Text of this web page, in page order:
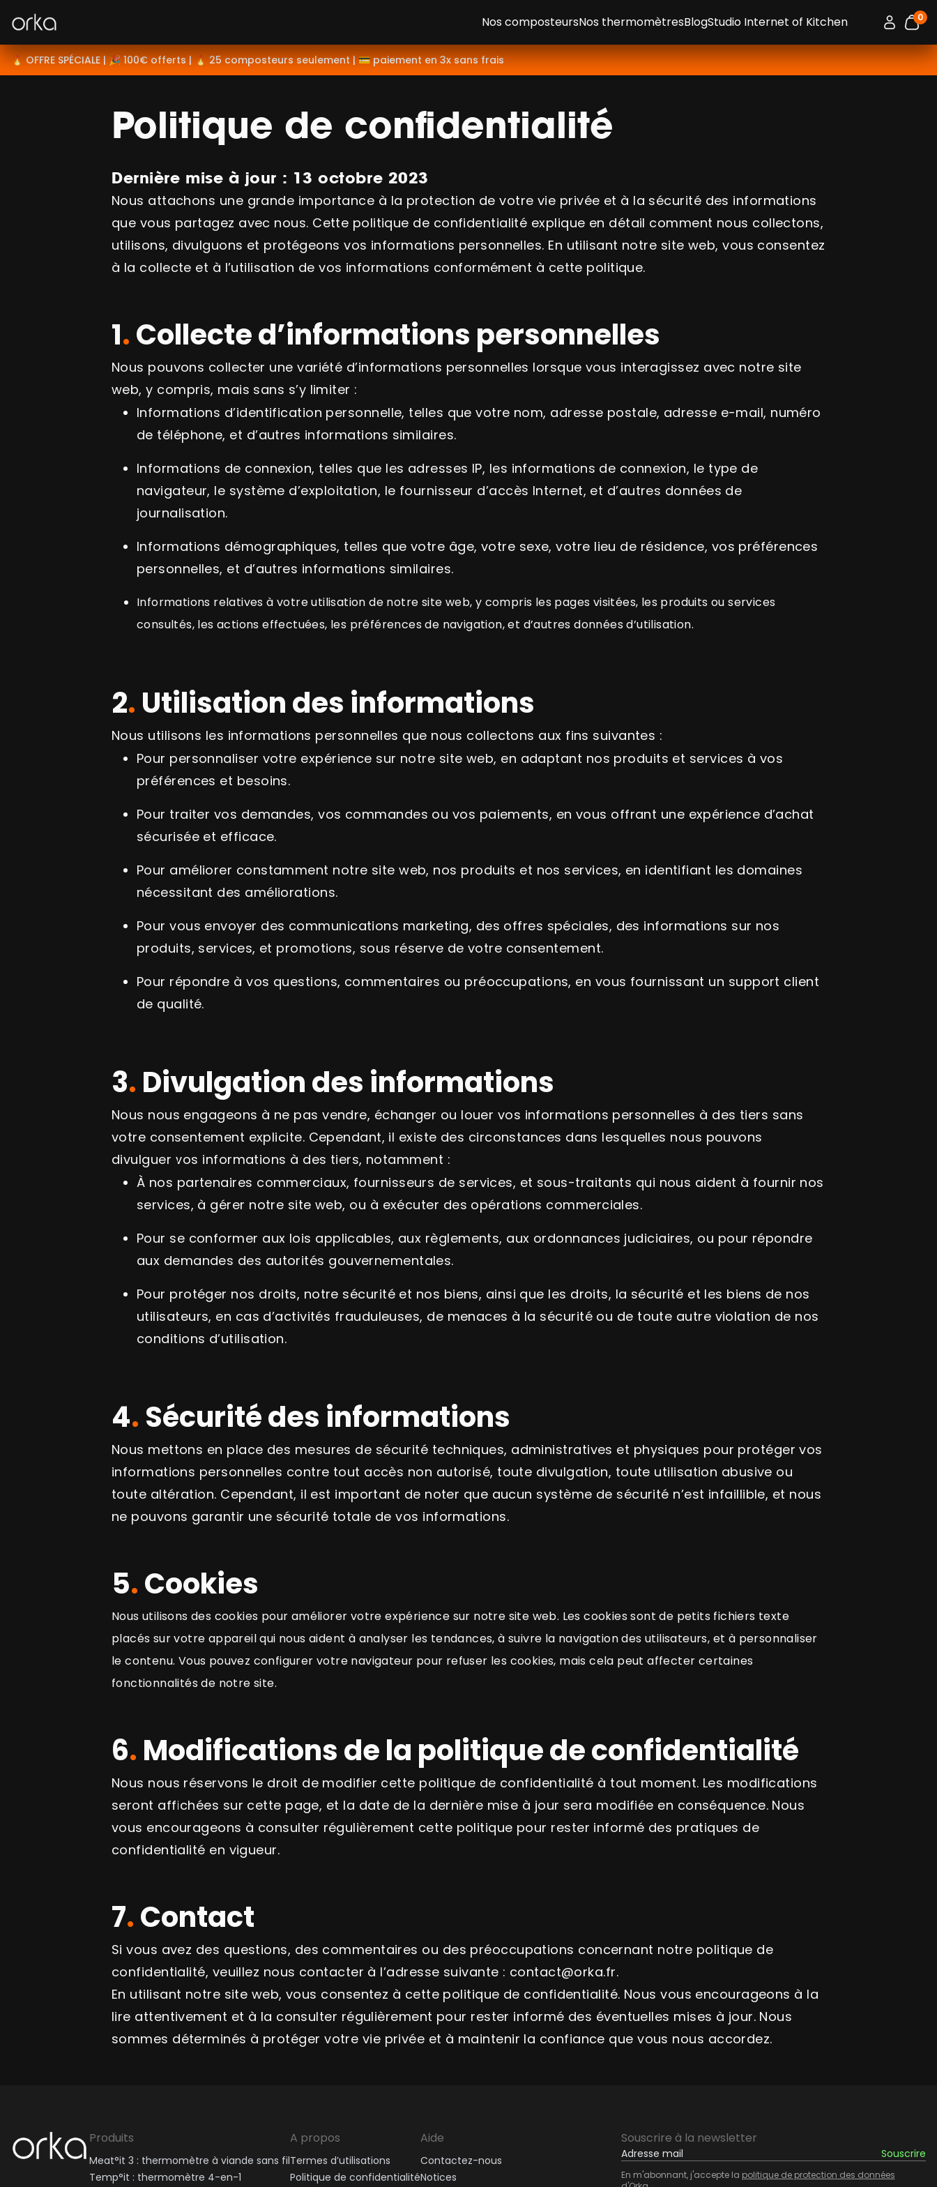
Orka Nos composteursNos thermomètresBlogStudio Internet of Kitchen 0
🔥 OFFRE SPÉCIALE | 🎉 100€ offerts | 🔥 25 composteurs seulement | 💳 paiement en 3x sans frais
Politique de confidentialité
Dernière mise à jour : 13 octobre 2023
Nous attachons une grande importance à la protection de votre vie privée et à la sécurité des informations
que vous partagez avec nous. Cette politique de confidentialité explique en détail comment nous collectons,
utilisons, divulguons et protégeons vos informations personnelles. En utilisant notre site web, vous consentez
à la collecte et à l’utilisation de vos informations conformément à cette politique.
1.Collecte d’informations personnelles
Nous pouvons collecter une variété d’informations personnelles lorsque vous interagissez avec notre site
web, y compris, mais sans s’y limiter :
Informations d’identification personnelle, telles que votre nom, adresse postale, adresse e-mail, numéro
de téléphone, et d’autres informations similaires.
Informations de connexion, telles que les adresses IP, les informations de connexion, le type de
navigateur, le système d’exploitation, le fournisseur d’accès Internet, et d’autres données de
journalisation.
Informations démographiques, telles que votre âge, votre sexe, votre lieu de résidence, vos préférences
personnelles, et d’autres informations similaires.
Informations relatives à votre utilisation de notre site web, y compris les pages visitées, les produits ou services
consultés, les actions effectuées, les préférences de navigation, et d’autres données d’utilisation.
2. Utilisation des informations
Nous utilisons les informations personnelles que nous collectons aux fins suivantes :
Pour personnaliser votre expérience sur notre site web, en adaptant nos produits et services à vos
préférences et besoins.
Pour traiter vos demandes, vos commandes ou vos paiements, en vous offrant une expérience d’achat
sécurisée et efficace.
Pour améliorer constamment notre site web, nos produits et nos services, en identifiant les domaines
nécessitant des améliorations.
Pour vous envoyer des communications marketing, des offres spéciales, des informations sur nos
produits, services, et promotions, sous réserve de votre consentement.
Pour répondre à vos questions, commentaires ou préoccupations, en vous fournissant un support client
de qualité.
3. Divulgation des informations
Nous nous engageons à ne pas vendre, échanger ou louer vos informations personnelles à des tiers sans
votre consentement explicite. Cependant, il existe des circonstances dans lesquelles nous pouvons
divulguer vos informations à des tiers, notamment :
À nos partenaires commerciaux, fournisseurs de services, et sous-traitants qui nous aident à fournir nos
services, à gérer notre site web, ou à exécuter des opérations commerciales.
Pour se conformer aux lois applicables, aux règlements, aux ordonnances judiciaires, ou pour répondre
aux demandes des autorités gouvernementales.
Pour protéger nos droits, notre sécurité et nos biens, ainsi que les droits, la sécurité et les biens de nos
utilisateurs, en cas d’activités frauduleuses, de menaces à la sécurité ou de toute autre violation de nos
conditions d’utilisation.
4. Sécurité des informations
Nous mettons en place des mesures de sécurité techniques, administratives et physiques pour protéger vos
informations personnelles contre tout accès non autorisé, toute divulgation, toute utilisation abusive ou
toute altération. Cependant, il est important de noter que aucun système de sécurité n’est infaillible, et nous
ne pouvons garantir une sécurité totale de vos informations.
5.Cookies
Nous utilisons des cookies pour améliorer votre expérience sur notre site web. Les cookies sont de petits fichiers texte
placés sur votre appareil qui nous aident à analyser les tendances, à suivre la navigation des utilisateurs, et à personnaliser
le contenu. Vous pouvez configurer votre navigateur pour refuser les cookies, mais cela peut affecter certaines
fonctionnalités de notre site.
6. Modifications de la politique de confidentialité
Nous nous réservons le droit de modifier cette politique de confidentialité à tout moment. Les modifications
seront affichées sur cette page, et la date de la dernière mise à jour sera modifiée en conséquence. Nous
vous encourageons à consulter régulièrement cette politique pour rester informé des pratiques de
confidentialité en vigueur.
7.Contact
Si vous avez des questions, des commentaires ou des préoccupations concernant notre politique de
confidentialité, veuillez nous contacter à l’adresse suivante : contact@orka.fr.
En utilisant notre site web, vous consentez à cette politique de confidentialité. Nous vous encourageons à la
lire attentivement et à la consulter régulièrement pour rester informé des éventuelles mises à jour. Nous
sommes déterminés à protéger votre vie privée et à maintenir la confiance que vous nous accordez.
Orka Produits
Meat°it 3 : thermomètre à viande sans fil
Temp°it : thermomètre 4-en-1
A propos
Termes d’utilisations
Politique de confidentialité
Aide
Contactez-nous
Notices
Souscrire à la newsletter
En m'abonnant, j'accepte la politique de protection des données